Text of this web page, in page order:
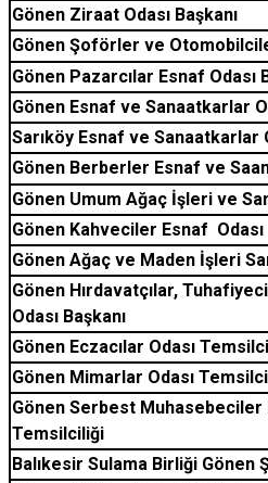
Gönen Ziraat Odası Başkanı
Gönen Şoförler ve
Gönen Pazarcılar Esnaf Odası
Gönen Esnaf ve Sanaatkarlar
Sarıköy Esnaf ve Sanaatkarlar
Gönen Berberler Esnaf ve
Gönen Umum Ağaç İşleri ve
Gönen Kahveciler Esnaf Odası
Gönen Ağaç ve Maden İşleri
Gönen Hırdavatçılar,
Odası Başkanı
Gönen Eczacılar Odası
Gönen Mimarlar Odası
Gönen Serbest Muhasebeciler
Temsilciliği
Balıkesir Sulama Birliği Gönen